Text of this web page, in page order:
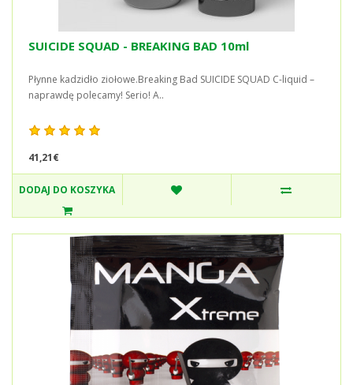
SUICIDE SQUAD - BREAKING BAD 10ml
Płynne kadzidło ziołowe.Breaking Bad SUICIDE SQUAD C-liquid –
naprawdę polecamy! Serio! A..
41,21€
DODAJ DO KOSZYKA